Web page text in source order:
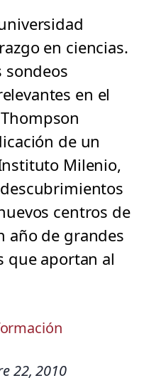
en ciencias.
sondeos
en el
de un
Milenio,
centros de
año de grandes
que aportan al
22, 2010